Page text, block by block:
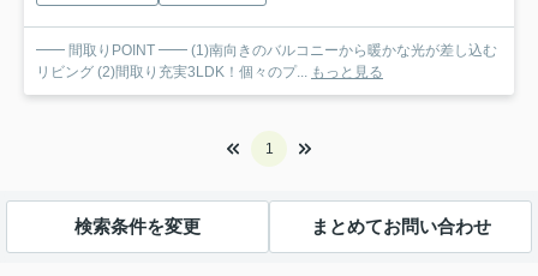
━━ 間取りPOINT ━━ (1)南向きのバルコニーから暖かな光が差し込む
リビング (2)間取り充実3LDK！個々のプ... もっと見る
1
検索条件を変更 まとめてお問い合わせ